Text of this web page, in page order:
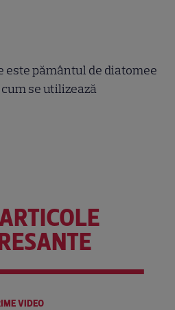
este pământul de diatomee
cum se utilizează
VIDEO